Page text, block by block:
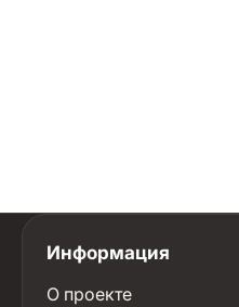
Информация
О проекте